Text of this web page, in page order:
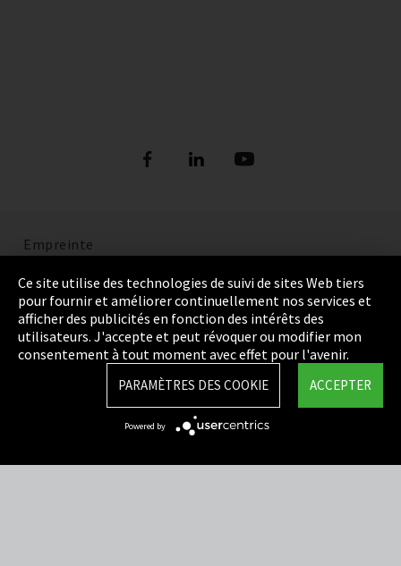
Empreinte
Politique de confidentialité
Cookie Settings
Termes et Conditions
Integrity Line
Ce site utilise des technologies de suivi de sites Web tiers
pour fournir et améliorer continuellement nos services et
afficher des publicités en fonction des intérêts des
utilisateurs. J'accepte et peut révoquer ou modifier mon
consentement à tout moment avec effet pour l'avenir.
ACCEPTER
PARAMÈTRES DES COOKIE
Powered by